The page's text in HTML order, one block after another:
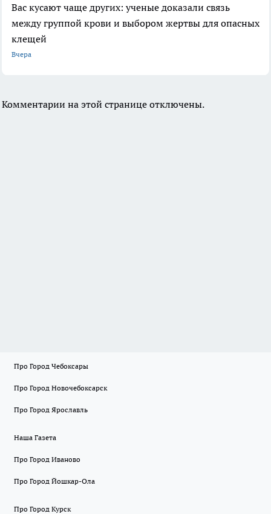
Вас кусают чаще других: ученые доказали связь
между группой крови и выбором жертвы для опасных
клещей
Вчера
Комментарии на этой странице отключены.
Про Город Чебоксары
Про Город Новочебоксарск
Про Город Ярославль
Наша Газета
Про Город Иваново
Про Город Йошкар-Ола
Про Город Курск